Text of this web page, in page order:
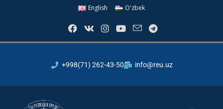
English Oʻzbek
+998(71) 262-43-50 info@reu.uz